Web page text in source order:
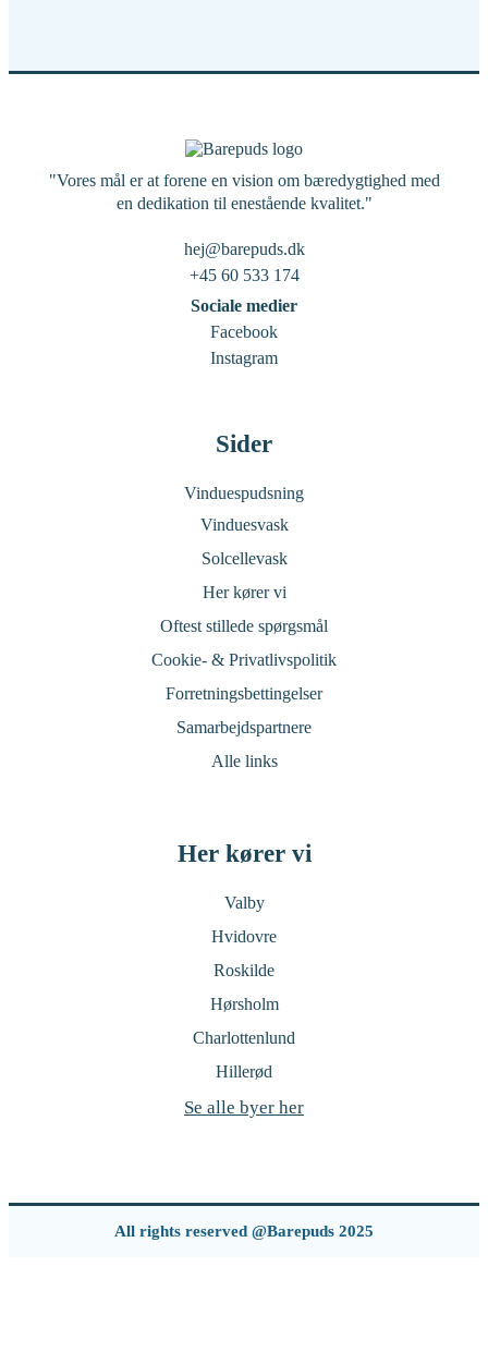
"Vores mål er at forene en vision om bæredygtighed med
en dedikation til enestående kvalitet."
hej@barepuds.dk
+45 60 533 174
Sociale medier
Facebook
Instagram
Sider
Vinduespudsning
Vinduesvask
Solcellevask
Her kører vi
Oftest stillede spørgsmål
Cookie- & Privatlivspolitik
Forretningsbettingelser
Samarbejdspartnere
Alle links
Her kører vi
Valby
Hvidovre
Roskilde
Hørsholm
Charlottenlund
Hillerød
Se alle byer her
All rights reserved @Barepuds 2025